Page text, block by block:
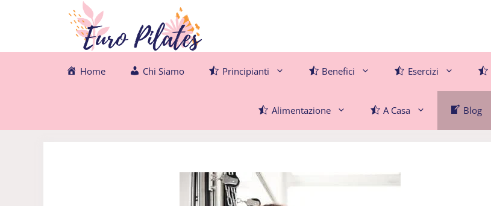
Home Chi Siamo Principianti Benefici Esercizi
Alimentazione A Casa Blog